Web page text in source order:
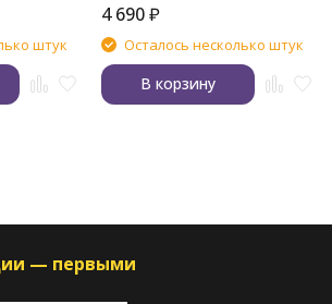
штук
4 690 ₽
Осталось несколько штук
В корзину
— первыми